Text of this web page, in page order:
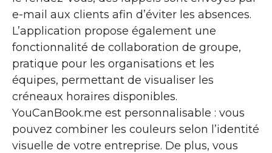
e-mail aux clients afin d’éviter les absences.
L’application propose également une
fonctionnalité de collaboration de groupe,
pratique pour les organisations et les
équipes, permettant de visualiser les
créneaux horaires disponibles.
YouCanBook.me est personnalisable : vous
pouvez combiner les couleurs selon l’identité
visuelle de votre entreprise. De plus, vous